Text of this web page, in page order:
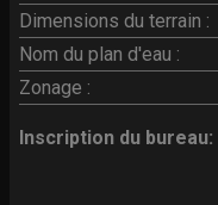
Dimensions du terrain :
Nom du plan d'eau :
Zonage :
Inscription du bureau: